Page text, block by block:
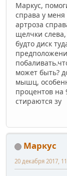
Маркус,
справа у
артроза
щелчки
будто диск
может быть?
мышц,
процентов на
стираются зу
Маркус
20 декабря 2017,